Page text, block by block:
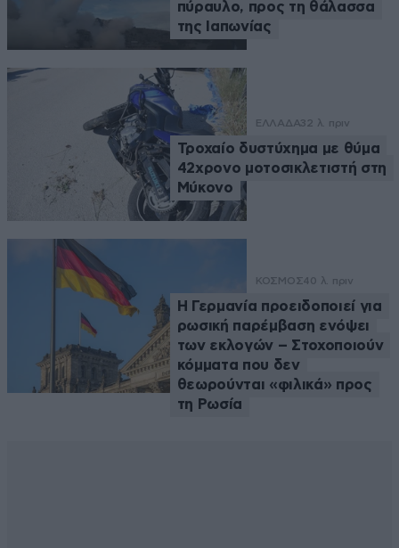
πύραυλο, προς τη θάλασσα
της Ιαπωνίας
ΕΛΛΑΔΑ32 λ. πριν
Τροχαίο δυστύχημα με θύμα
42χρονο μοτοσικλετιστή στη
Μύκονο
ΚΟΣΜΟΣ40 λ. πριν
Η Γερμανία προειδοποιεί για
ρωσική παρέμβαση ενόψει
των εκλογών – Στοχοποιούν
κόμματα που δεν
θεωρούνται «φιλικά» προς
τη Ρωσία